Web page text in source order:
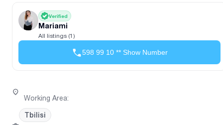
Verified
Mariami
All listings (1)
598 99 10 ** Show Number
Working Area:
Tbilisi